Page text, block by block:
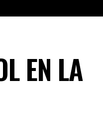
EN LA